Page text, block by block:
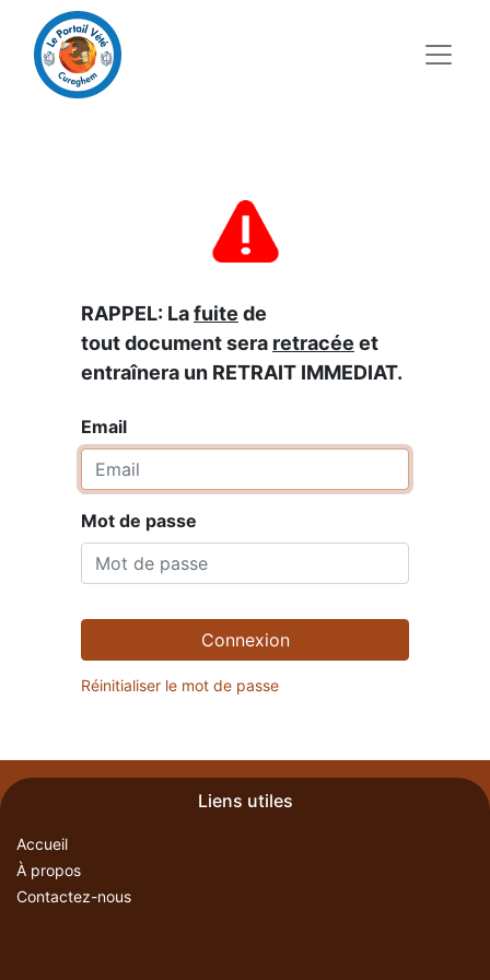
RAPPEL: Lafuite de
tout document sera retracée et
entraînera un RETRAIT IMMEDIAT.
Email
Mot de passe
Connexion
Réinitialiser le mot de passe
Liens utiles
Accueil
À propos
Contactez-nous